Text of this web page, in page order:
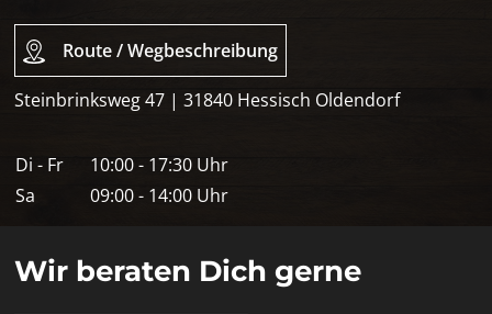
Route / Wegbeschreibung
Steinbrinksweg 47 | 31840 Hessisch Oldendorf
Di - Fr
10:00 - 17:30 Uhr
Sa
09:00 - 14:00 Uhr
Wir beraten Dich gerne